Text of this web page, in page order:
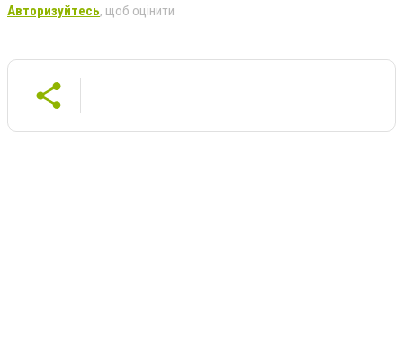
Авторизуйтесь, щоб оцінити